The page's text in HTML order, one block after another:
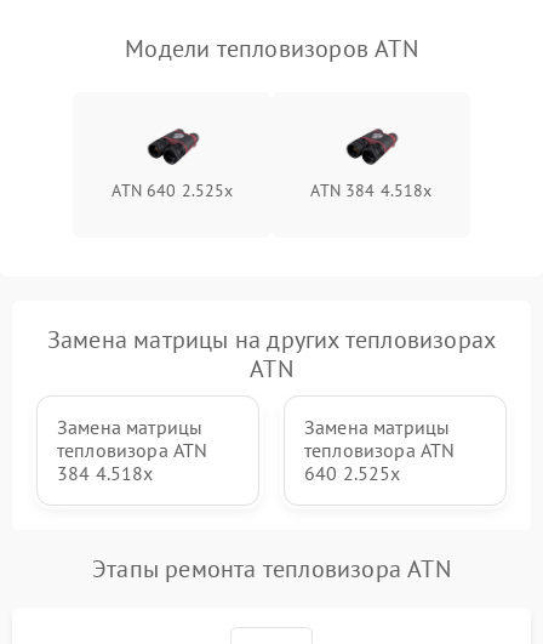
Модели тепловизоров ATN
ATN 640 2.525x ATN 384 4.518x
Замена матрицы на других тепловизорах
ATN
Замена матрицы
тепловизора ATN
384 4.518x
Замена матрицы
тепловизора ATN
640 2.525x
Этапы ремонта тепловизора ATN